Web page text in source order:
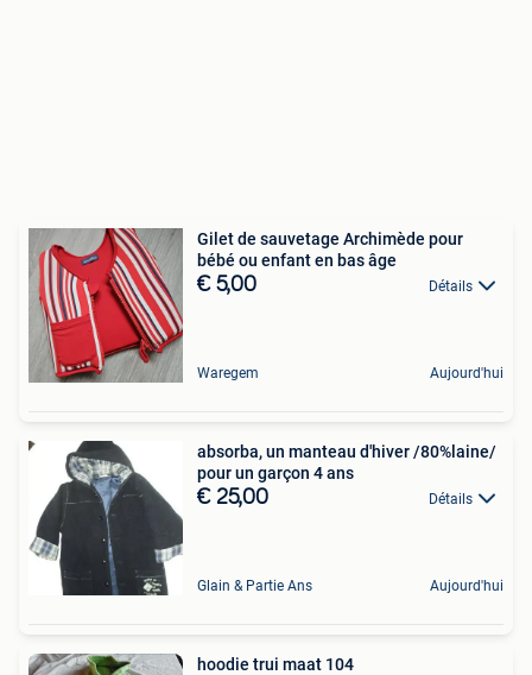
Gilet de sauvetage Archimède pour
bébé ou enfant en bas âge
€ 5,00 Détails
Waregem Aujourd'hui
absorba, un manteau d'hiver /80%laine/
pour un garçon 4 ans
€ 25,00 Détails
Glain & Partie Ans Aujourd'hui
hoodie trui maat 104